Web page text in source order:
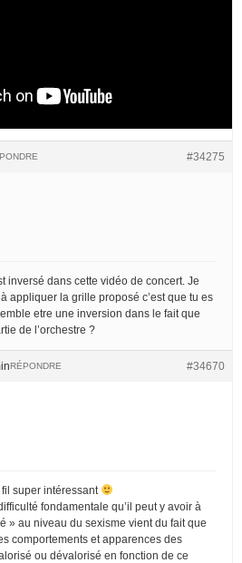
#34275
inversé dans cette vidéo de concert. Je
appliquer la grille proposé c’est que tu es
etre une inversion dans le fait que
de l’orchestre ?
#34670
RÉPONDRE
super intéressant
fondamentale qu’il peut y avoir à
» au niveau du sexisme vient du fait que
comportements et apparences des
ou dévalorisé en fonction de ce